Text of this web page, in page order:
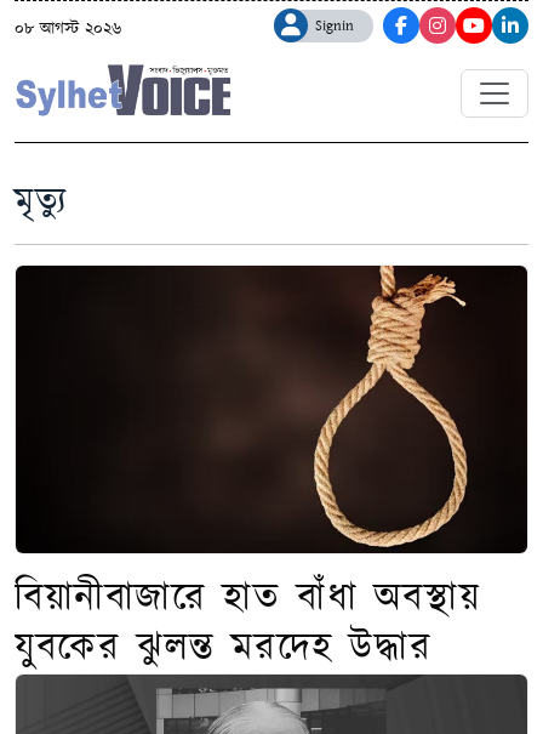
০৮ আগস্ট ২০২৬ Signin
মৃত‍্যু
বিয়ানীবাজারে হাত বাঁধা অবস্থায়
যুবকের ঝুলন্ত মরদেহ উদ্ধার